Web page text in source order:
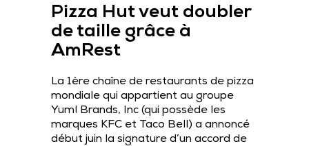
Pizza Hut veut doubler
de taille grâce à
AmRest
La 1ère chaîne de restaurants de pizza
mondiale qui appartient au groupe
Yum! Brands, Inc (qui possède les
marques KFC et Taco Bell) a annoncé
début juin la signature d’un accord de